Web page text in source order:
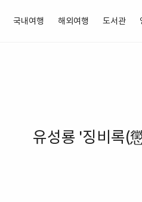
국내여행 해외여행 도서관
유성룡 '징비록(